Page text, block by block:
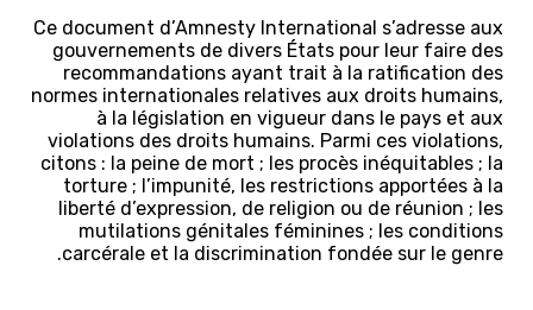
Ce document d’Amnesty International s’adresse aux
gouvernements de divers États pour leur faire des
recommandations ayant trait à la ratification des
normes internationales relatives aux droits humains,
à la législation en vigueur dans le pays et aux
violations des droits humains. Parmi ces violations,
citons : la peine de mort ; les procès inéquitables ; la
torture ; l’impunité, les restrictions apportées à la
liberté d’expression, de religion ou de réunion ; les
mutilations génitales féminines ; les conditions
carcérale et la discrimination fondée sur le genre.